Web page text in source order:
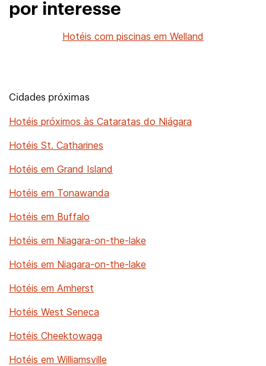
por interesse
Hotéis com piscinas em Welland
Cidades próximas
Hotéis próximos às Cataratas do Niágara
Hotéis St. Catharines
Hotéis em Grand Island
Hotéis em Tonawanda
Hotéis em Buffalo
Hotéis em Niagara-on-the-lake
Hotéis em Niagara-on-the-lake
Hotéis em Amherst
Hotéis West Seneca
Hotéis Cheektowaga
Hotéis em Williamsville